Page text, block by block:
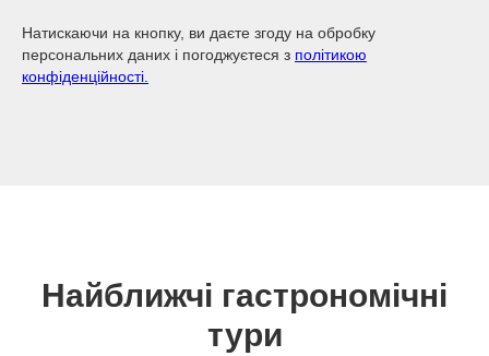
Натискаючи на кнопку, ви даєте згоду на обробку
персональних даних і погоджуєтеся з політикою
конфіденційності.
Найближчі гастрономічні
тури